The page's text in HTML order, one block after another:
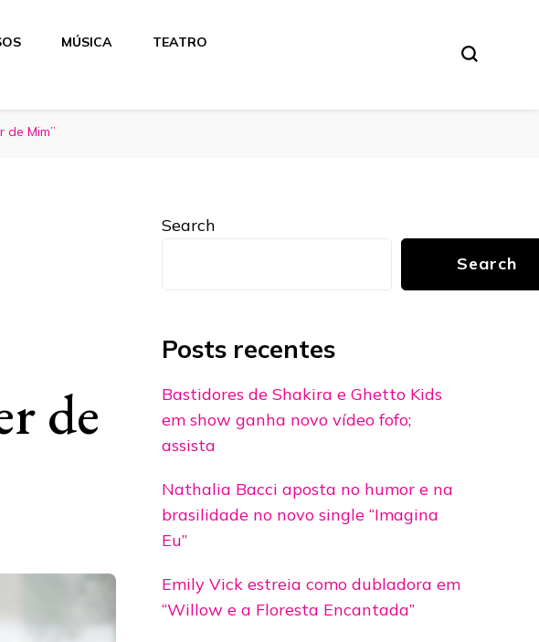
MÚSICA
TEATRO
Mim”
de
Search
Search
Posts recentes
Bastidores de Shakira e Ghetto Kids
em show ganha novo vídeo fofo;
assista
Nathalia Bacci aposta no humor e na
brasilidade no novo single “Imagina
Eu”
Emily Vick estreia como dubladora em
“Willow e a Floresta Encantada”